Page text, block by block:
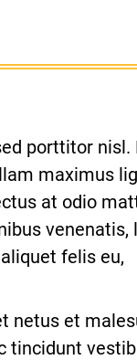
porttitor nisl.
maximus
at odio
venenatis,
felis eu,
netus et
tincidunt